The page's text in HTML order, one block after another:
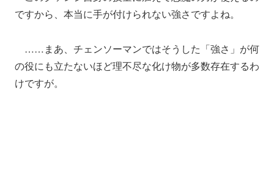
ですから、本当に手が付けられない強さですよね。
……まあ、チェンソーマンではそうした「強さ」が何
の役にも立たないほど理不尽な化け物が多数存在するわ
けですが。